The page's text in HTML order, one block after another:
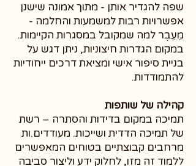
שפה להגדיר אותן - מתוך אמונה שישנן
אפשרויות רבות למשמעות והחלמה -
מֵעֵבֶר למה שמקובל במסגרות הקיימות.
במקום הגדרות חיצוניות, ניתן דגש על
בניית סיפור אישי ומציאת דרכים ייחודיות
להתמודדות.
קהילה של שותפות
תמיכה במקום בדידות והסתרה – רשת
של תמיכה הדדית ושייכות. מעודדים.ות
מרחבים קבוצתיים בטוחים המאפשרים
ללמוד זה מזו, לחלוק ידע וליצור סביבה